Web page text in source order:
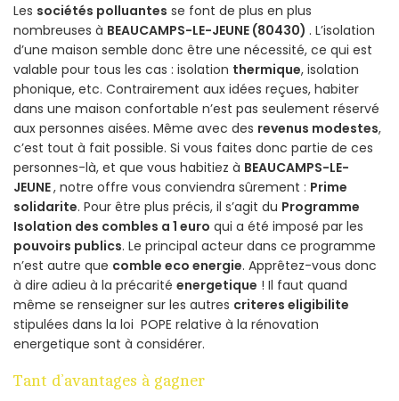
Les sociétés polluantes se font de plus en plus
nombreuses à BEAUCAMPS-LE-JEUNE (80430) . L’isolation
d’une maison semble donc être une nécessité, ce qui est
valable pour tous les cas : isolation thermique, isolation
phonique, etc. Contrairement aux idées reçues, habiter
dans une maison confortable n’est pas seulement réservé
aux personnes aisées. Même avec des revenus modestes,
c’est tout à fait possible. Si vous faites donc partie de ces
personnes-là, et que vous habitiez à BEAUCAMPS-LE-
JEUNE, notre offre vous conviendra sûrement : Prime
solidarite. Pour être plus précis, il s’agit du Programme
Isolation des combles a 1 euro qui a été imposé par les
pouvoirs publics. Le principal acteur dans ce programme
n’est autre que comble eco energie. Apprêtez-vous donc
à dire adieu à la précarité energetique ! Il faut quand
même se renseigner sur les autres criteres eligibilite
stipulées dans la loi POPE relative à la rénovation
energetique sont à considérer.
Tant d’avantages à gagner